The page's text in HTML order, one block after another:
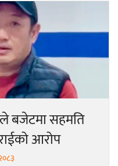
बजेटमा सहमति
आरोप